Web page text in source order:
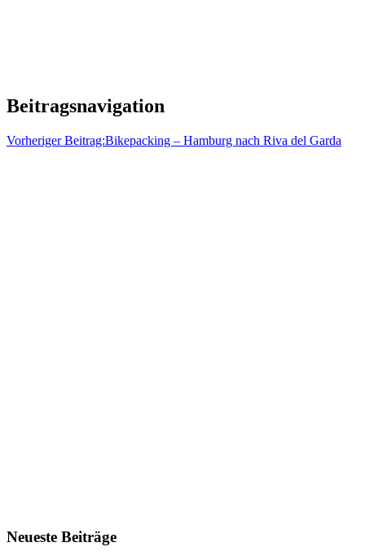
Beitragsnavigation
Vorheriger Beitrag:Bikepacking – Hamburg nach Riva del Garda
Neueste Beiträge